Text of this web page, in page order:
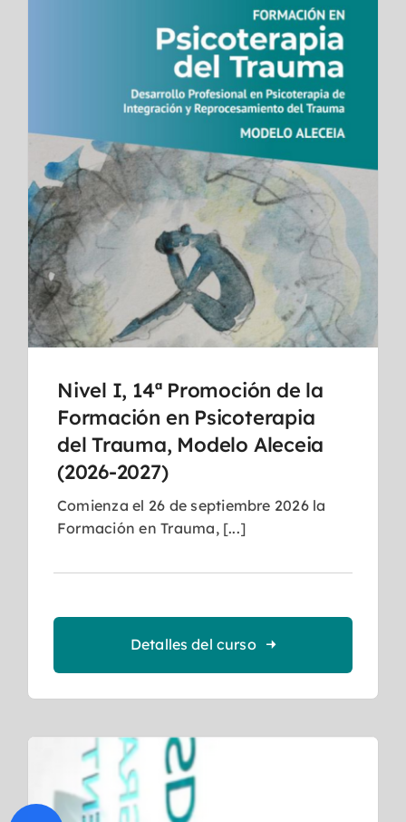
Nivel I, 14ª Promoción de la
Formación en Psicoterapia
del Trauma, Modelo Aleceia
(2026-2027)
Comienza el 26 de septiembre 2026 la
Formación en Trauma, [...]
Detalles del curso